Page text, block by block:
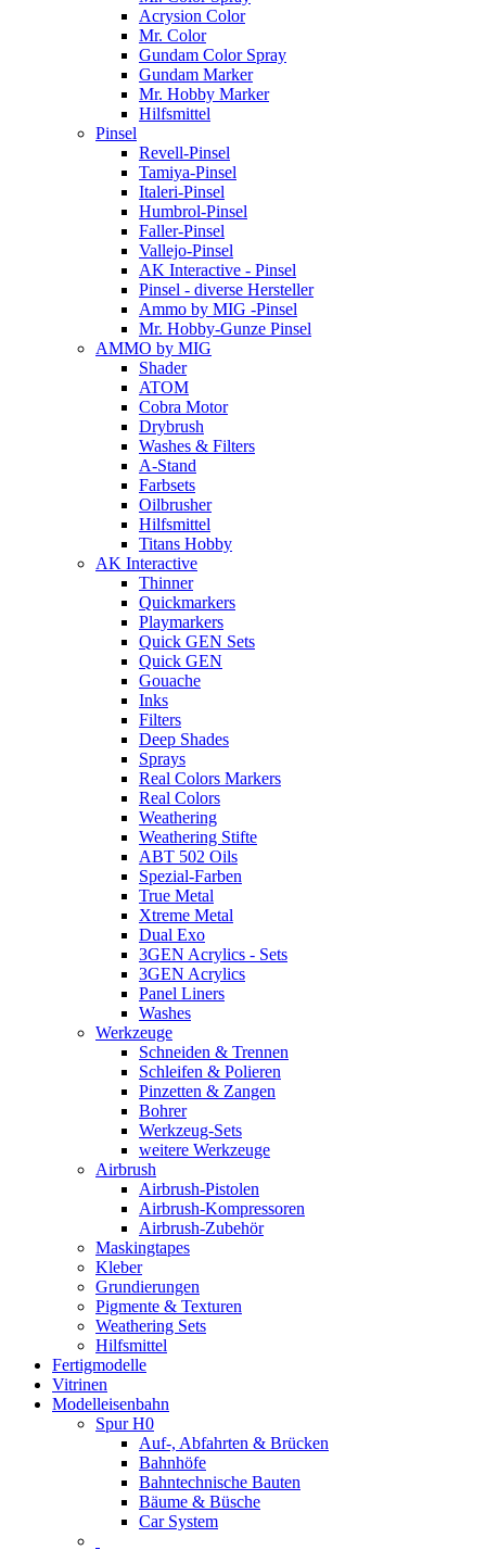
Acrysion Color
Mr. Color
Gundam Color Spray
Gundam Marker
Mr. Hobby Marker
Hilfsmittel
Pinsel
Revell-Pinsel
Tamiya-Pinsel
Italeri-Pinsel
Humbrol-Pinsel
Faller-Pinsel
Vallejo-Pinsel
AK Interactive - Pinsel
Pinsel - diverse Hersteller
Ammo by MIG -Pinsel
Mr. Hobby-Gunze Pinsel
AMMO by MIG
Shader
ATOM
Cobra Motor
Drybrush
Washes & Filters
A-Stand
Farbsets
Oilbrusher
Hilfsmittel
Titans Hobby
AK Interactive
Thinner
Quickmarkers
Playmarkers
Quick GEN Sets
Quick GEN
Gouache
Inks
Filters
Deep Shades
Sprays
Real Colors Markers
Real Colors
Weathering
Weathering Stifte
ABT 502 Oils
Spezial-Farben
True Metal
Xtreme Metal
Dual Exo
3GEN Acrylics - Sets
3GEN Acrylics
Panel Liners
Washes
Werkzeuge
Schneiden & Trennen
Schleifen & Polieren
Pinzetten & Zangen
Bohrer
Werkzeug-Sets
weitere Werkzeuge
Airbrush
Airbrush-Pistolen
Airbrush-Kompressoren
Airbrush-Zubehör
Maskingtapes
Kleber
Grundierungen
Pigmente & Texturen
Weathering Sets
Hilfsmittel
Fertigmodelle
Vitrinen
Modelleisenbahn
Spur H0
Auf-, Abfahrten & Brücken
Bahnhöfe
Bahntechnische Bauten
Bäume & Büsche
Car System